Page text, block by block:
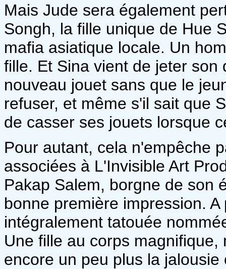
Mais Jude sera également
Songh, la fille unique de Hue
mafia asiatique locale. Un
fille. Et Sina vient de jeter
nouveau jouet sans que le
refuser, et même s'il sait que
de casser ses jouets lorsque
Pour autant, cela n'empêche
associées à L'Invisible Art
Pakap Salem, borgne de son
bonne première impression.
intégralement tatouée
Une fille au corps
encore un peu plus la